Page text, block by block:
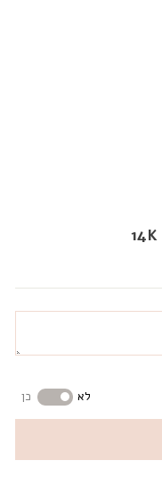
לא כן